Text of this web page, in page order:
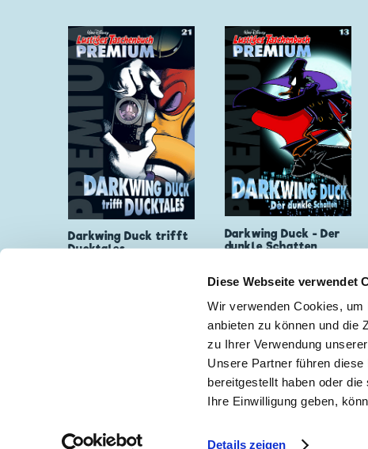
Diese Webseite verwendet
Wir verwenden Cookies,
anbieten zu können und die
zu Ihrer Verwendung
Unsere Partner führen
bereitgestellt haben oder
Ihre Einwilligung geben,
Details zeigen
Darkwing Duck trifft
Ducktales
Darkwing Duck - Der
dunkle Schatten
Keine Neuigkeiten mehr verpassen! 🖋